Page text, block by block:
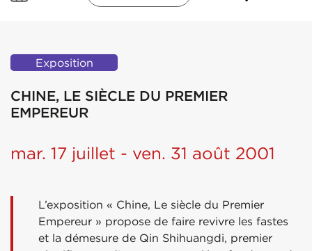
Exposition
CHINE, LE SIÈCLE DU PREMIER
EMPEREUR
mar. 17 juillet - ven. 31 août 2001
L’exposition « Chine, Le siècle du Premier
Empereur » propose de faire revivre les fastes
et la démesure de Qin Shihuangdi, premier